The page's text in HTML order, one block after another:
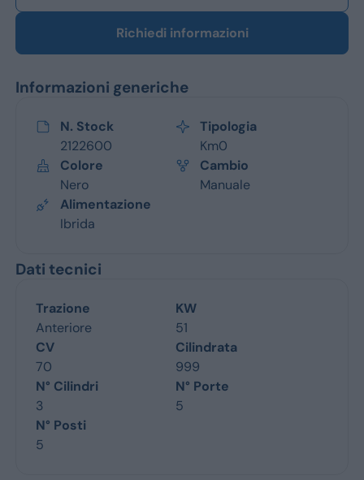
Dacia
Renault
Opel
Vedi tutti i marchi
Richiedi informazioni
Informazioni generiche
N. Stock
2122600
Tipologia
Km0
Colore
Nero
Cambio
Manuale
Alimentazione
Ibrida
Dati tecnici
Trazione
Anteriore
KW
51
CV
70
Cilindrata
999
N° Cilindri
3
N° Porte
5
N° Posti
5